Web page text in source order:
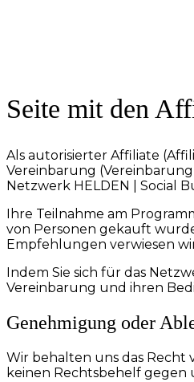
Seite mit den
Als autorisierter Affiliate
Vereinbarung
Netzwerk HELDEN | Social
Ihre Teilnahme am
von Personen gekauft
Empfehlungen verwiesen
Indem Sie sich für das
Vereinbarung und ihren
Genehmigung oder
Wir behalten uns das Recht
keinen Rechtsbehelf gegen